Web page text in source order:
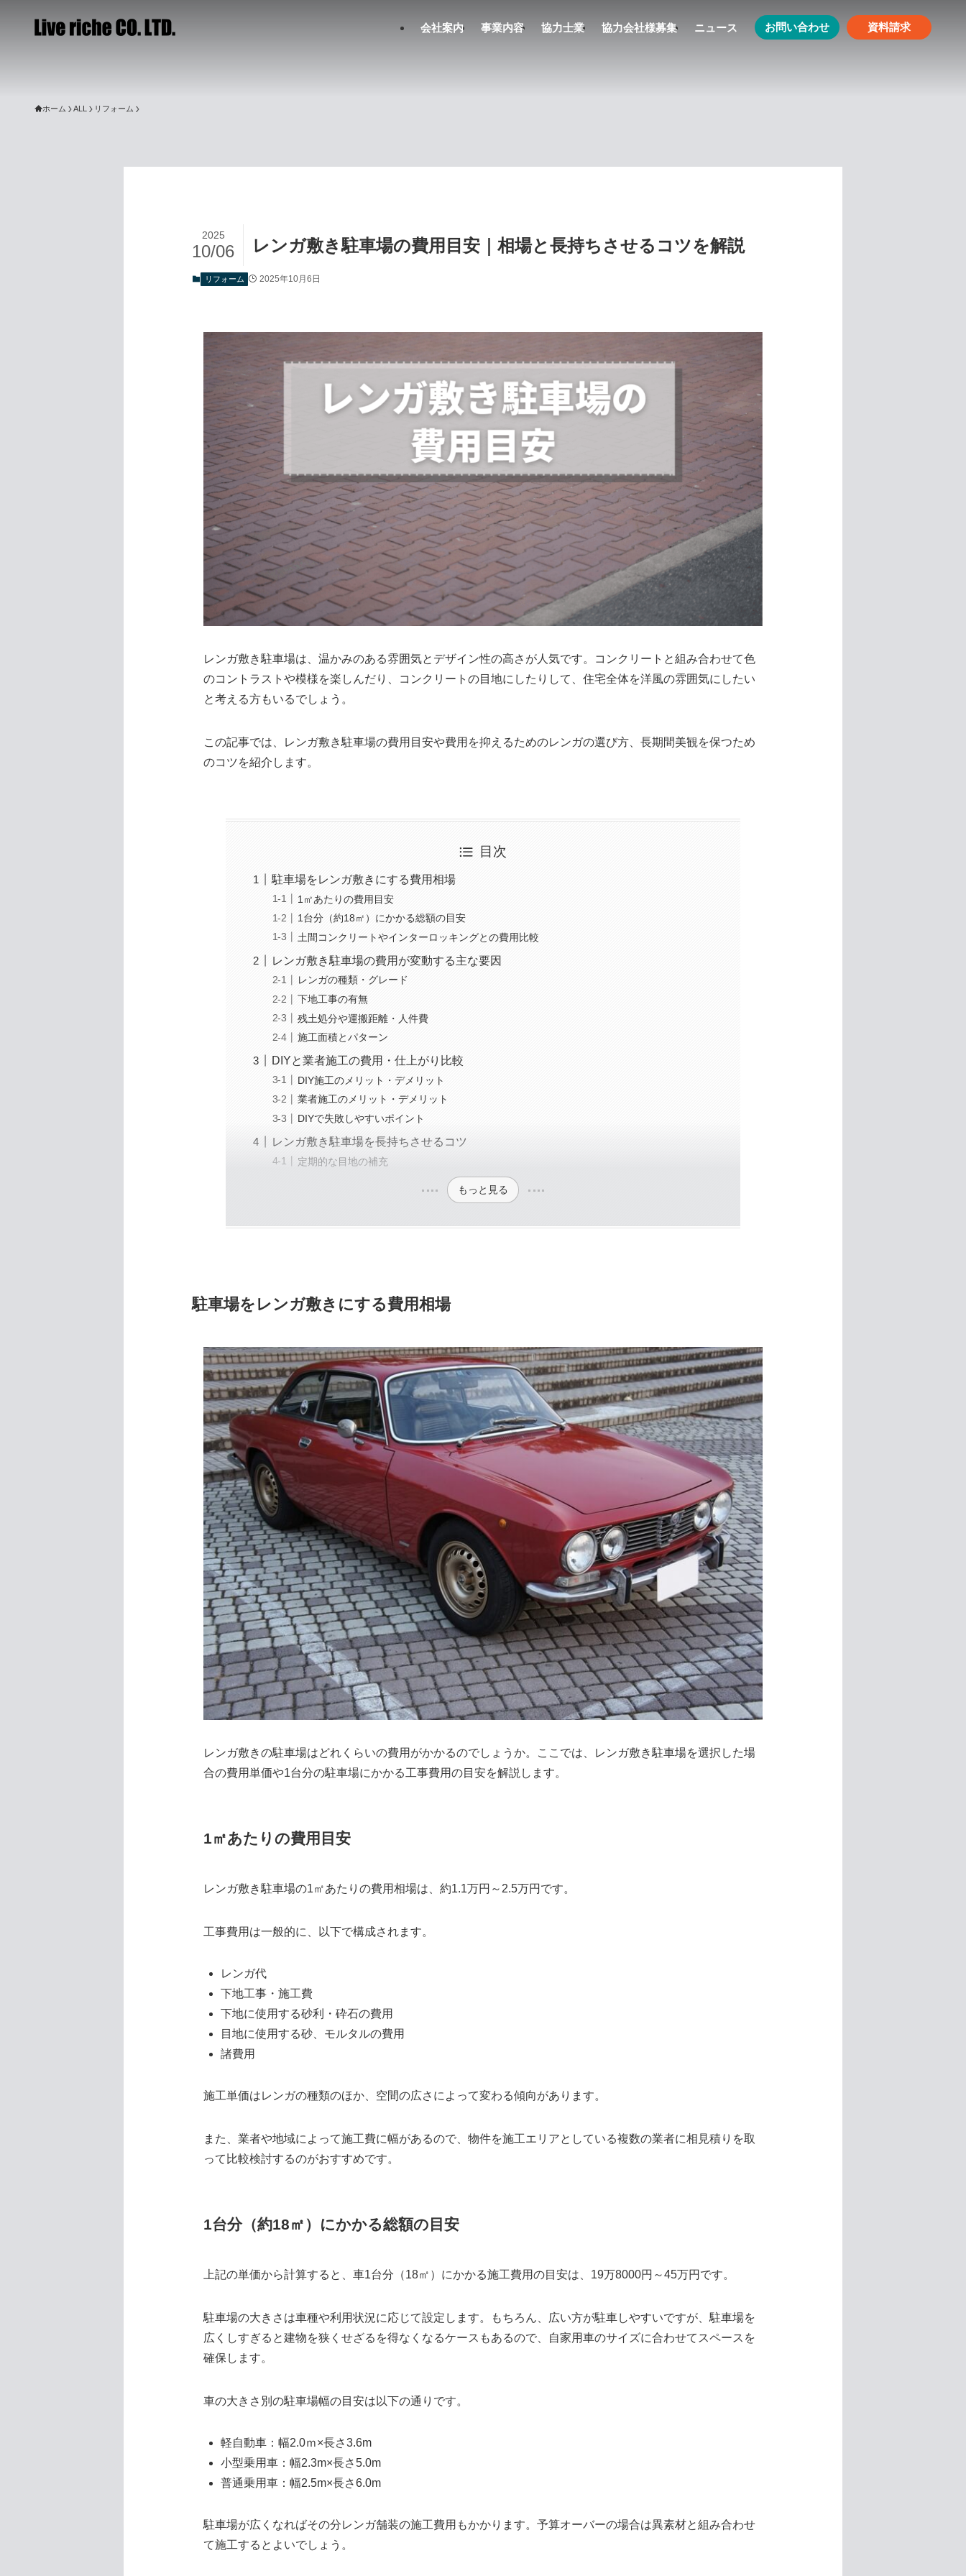
会社案内 事業内容 協力士業 協力会社様募集 ニュース お問い合わせ 資料請求
ホーム ALL リフォーム
レンガ敷き駐車場の費用目安｜相場と長持ちさせるコツを解説
2025
10/06
リフォーム 2025年10月6日
レンガ敷き駐車場は、温かみのある雰囲気とデザイン性の高さが人気です。コンクリートと組み合わせて色
のコントラストや模様を楽しんだり、コンクリートの目地にしたりして、住宅全体を洋風の雰囲気にしたい
と考える方もいるでしょう。
この記事では、レンガ敷き駐車場の費用目安や費用を抑えるためのレンガの選び方、長期間美観を保つため
のコツを紹介します。
目次
駐車場をレンガ敷きにする費用相場
1㎡あたりの費用目安
1台分（約18㎡）にかかる総額の目安
土間コンクリートやインターロッキングとの費用比較
レンガ敷き駐車場の費用が変動する主な要因
レンガの種類・グレード
下地工事の有無
残土処分や運搬距離・人件費
施工面積とパターン
DIYと業者施工の費用・仕上がり比較
DIY施工のメリット・デメリット
業者施工のメリット・デメリット
DIYで失敗しやすいポイント
レンガ敷き駐車場を長持ちさせるコツ
定期的な目地の補充
もっと見る
駐車場をレンガ敷きにする費用相場
レンガ敷きの駐車場はどれくらいの費用がかかるのでしょうか。ここでは、レンガ敷き駐車場を選択した場
合の費用単価や1台分の駐車場にかかる工事費用の目安を解説します。
1㎡あたりの費用目安
レンガ敷き駐車場の1㎡あたりの費用相場は、約1.1万円～2.5万円です。
工事費用は一般的に、以下で構成されます。
レンガ代
下地工事・施工費
下地に使用する砂利・砕石の費用
目地に使用する砂、モルタルの費用
諸費用
施工単価はレンガの種類のほか、空間の広さによって変わる傾向があります。
また、業者や地域によって施工費に幅があるので、物件を施工エリアとしている複数の業者に相見積りを取
って比較検討するのがおすすめです。
1台分（約18㎡）にかかる総額の目安
上記の単価から計算すると、車1台分（18㎡）にかかる施工費用の目安は、19万8000円～45万円です。
駐車場の大きさは車種や利用状況に応じて設定します。もちろん、広い方が駐車しやすいですが、駐車場を
広くしすぎると建物を狭くせざるを得なくなるケースもあるので、自家用車のサイズに合わせてスペースを
確保します。
車の大きさ別の駐車場幅の目安は以下の通りです。
軽自動車：幅2.0ｍ×長さ3.6m
小型乗用車：幅2.3m×長さ5.0m
普通乗用車：幅2.5m×長さ6.0m
駐車場が広くなればその分レンガ舗装の施工費用もかかります。予算オーバーの場合は異素材と組み合わせ
て施工するとよいでしょう。